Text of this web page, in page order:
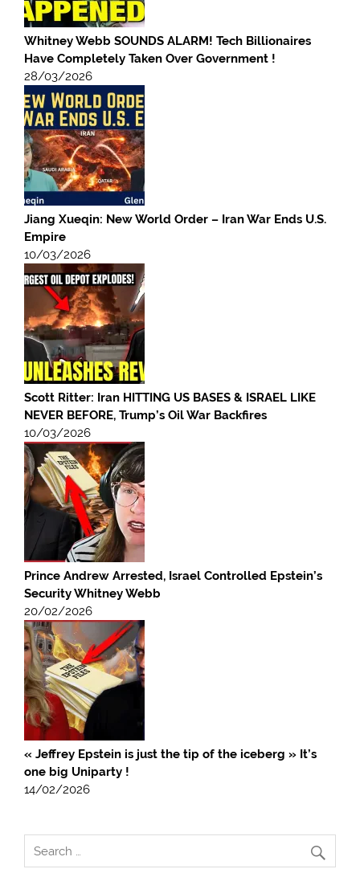
Whitney Webb SOUNDS ALARM! Tech Billionaires
Have Completely Taken Over Government !
28/03/2026
Jiang Xueqin: New World Order – Iran War Ends U.S.
Empire
10/03/2026
Scott Ritter: Iran HITTING US BASES & ISRAEL LIKE
NEVER BEFORE, Trump’s Oil War Backfires
10/03/2026
Prince Andrew Arrested, Israel Controlled Epstein’s
Security Whitney Webb
20/02/2026
« Jeffrey Epstein is just the tip of the iceberg » It’s
one big Uniparty !
14/02/2026